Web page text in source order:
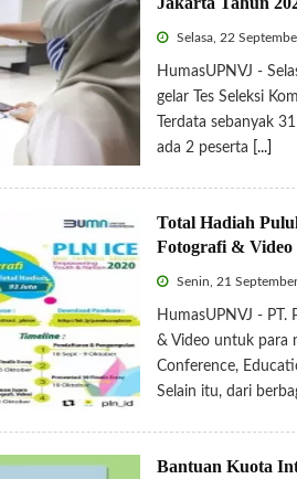
Selasa, 22
HumasUPNVJ -
gelar Tes Seleksi
Terdata sebanyak
ada 2 peserta
[...]
Total Hadiah
Fotografi & Video
Senin, 21
HumasUPNVJ - PT.
& Video untuk para
Conference,
Selain itu, dari
Bantuan Kuota